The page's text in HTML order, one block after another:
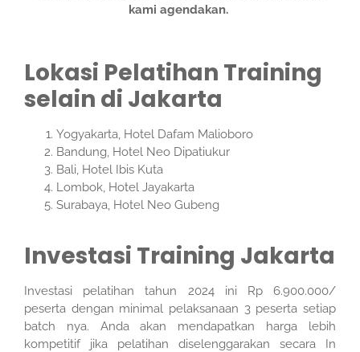
kami agendakan.
Lokasi Pelatihan Training
selain di Jakarta
Yogyakarta, Hotel Dafam Malioboro
Bandung, Hotel Neo Dipatiukur
Bali, Hotel Ibis Kuta
Lombok, Hotel Jayakarta
Surabaya, Hotel Neo Gubeng
Investasi Training Jakarta
Investasi pelatihan tahun 2024 ini Rp 6.900.000/
peserta dengan minimal pelaksanaan 3 peserta setiap
batch nya. Anda akan mendapatkan harga lebih
kompetitif jika pelatihan diselenggarakan secara In